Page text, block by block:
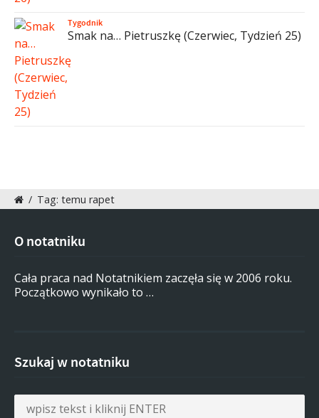
Tygodnik
Smak na… Pietruszkę (Czerwiec, Tydzień 25)
/ Tag: temu rapet
O notatniku
Cała praca nad Notatnikiem zaczęła się w 2006 roku.
Początkowo wynikało to …
Szukaj w notatniku